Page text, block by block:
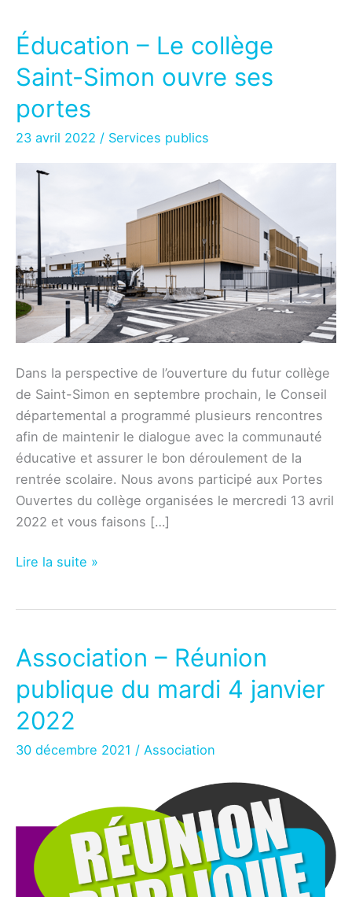
Éducation – Le collège
Saint-Simon ouvre ses
portes
23 avril 2022 / Services publics
Dans Ia perspective de l’ouverture du futur collège
de Saint-Simon en septembre prochain, le Conseil
départemental a programmé plusieurs rencontres
afin de maintenir le dialogue avec Ia communauté
éducative et assurer le bon déroulement de la
rentrée scolaire. Nous avons participé aux Portes
Ouvertes du collège organisées le mercredi 13 avril
2022 et vous faisons […]
Éducation
Saint-
Simon
ouvre
ses
portes
Lire la suite »
Association – Réunion
publique du mardi 4 janvier
2022
30 décembre 2021 / Association